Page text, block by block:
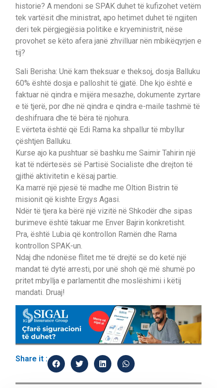
historie? A mendoni se SPAK duhet të kufizohet vetëm
tek vartësit dhe ministrat, apo hetimet duhet të ngjiten
deri tek përgjegjësia politike e kryeministrit, nëse
provohet se këto afera janë zhvilluar nën mbikëqyrjen e
tij?
Sali Berisha: Unë kam theksuar e theksoj, dosja Balluku
60% është dosja e palloshit të gjatë. Dhe kjo është e
faktuar në qindra e mijëra mesazhe, dokumente zyrtare
e të tjerë, por dhe në qindra e qindra e-maile tashmë të
deshifruara dhe të bëra të njohura.
E vërteta është që Edi Rama ka shpallur të mbyllur
çështjen Balluku.
Kurse ajo ka pushtuar së bashku me Saimir Tahirin një
kat të ndërtesës së Partisë Socialiste dhe drejton të
gjithë aktivitetin e kësaj partie.
Ka marrë një pjesë të madhe me Oltion Bistrin të
misionit që kishte Ergys Agasi.
Ndër të tjera ka bërë një vizitë në Shkodër dhe sipas
burimeve është takuar me Enver Bajrin konkretisht.
Pra, është Lubia që kontrollon Ramën dhe Rama
kontrollon SPAK-un.
Ndaj dhe ndonëse flitet me të drejtë se do ketë një
mandat të dytë arresti, por unë shoh që më shumë po
pritet mbyllja e parlamentit dhe moslëshimi i këtij
mandati. Druaj!
Share it :